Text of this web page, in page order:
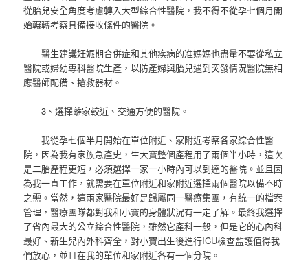
從胎兒安全角度考慮轉入大型綜合性醫院，我不得不從孕七個月開
始輾轉考察具備接收條件的醫院。
醫生建議妊娠期合併症和其他疾病的准媽媽也盡量不要從私立
醫院或婦幼專科醫院生產，以防產婦與胎兒遇到突發情況醫院無相
應醫師配備、搶救器材。
3、選擇離家較近、交通方便的醫院。
我從孕七個半月開始在單位附近、家附近考察各家綜合性醫
院，因為我有家族急產史，生大寶整個產程用了兩個半小時，這次
是二胎產程更短，必須選擇一家一小時內可以到達的醫院。並且因
為我一直工作，就需要在單位附近和家附近選擇兩個醫院以備不時
之需。當然，這兩家醫院最好是歸屬同一醫療集團，有統一的檔案
管理，醫療團隊都對我和小寶的身體狀況有一定了解。最終我選擇
了省內最大的公立綜合性醫院，雖然它產科一般，但是它的心內科
最好、新生兒內外科齊全，對小寶出生後進行ICU檢查監護值得我
們放心，並且在我的單位和家附近各有一個分院。